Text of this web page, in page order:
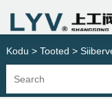
Kodu > Tooted >